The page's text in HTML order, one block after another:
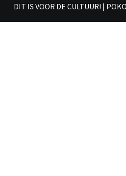
DIT IS VOOR DE CULTUUR! |